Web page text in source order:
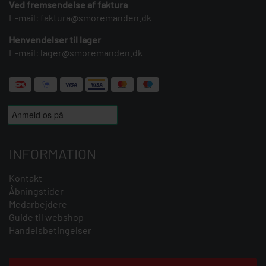
Ved fremsendelse af faktura
E-mail: faktura@smoremanden.dk
Henvendelser til lager
E-mail: lager@smoremanden.dk
INFORMATION
Kontakt
Åbningstider
Medarbejdere
Guide til webshop
Handelsbetingelser